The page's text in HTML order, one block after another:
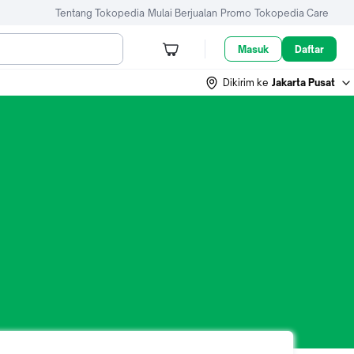
Tentang Tokopedia Mulai Berjualan Promo Tokopedia Care
Masuk Daftar
Dikirim ke Jakarta Pusat